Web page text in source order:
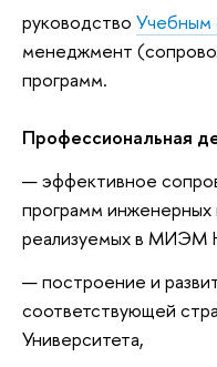
руководство
менеджмент
программ.
Профессиональная
эффективное
программ инженерных
реализуемых в
построение и
соответствующей
Университета,